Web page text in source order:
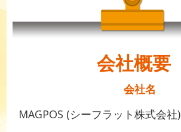
会社概要
会社名
MAGPOS (シーフラット株式会社)